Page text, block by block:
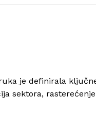
je definirala
sektora,